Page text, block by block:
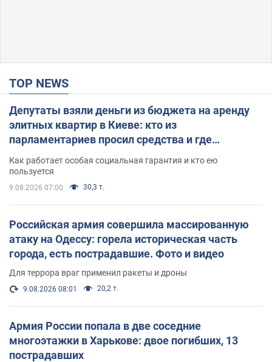
TOP NEWS
Депутаты взяли деньги из бюджета на аренду
элитных квартир в Киеве: кто из
парламентариев просил средства и где
поселился
Как работает особая социальная гарантия и кто ею
пользуется
9.08.2026 07:00 30,3 т.
Российская армия совершила массированную
атаку на Одессу: горела историческая часть
города, есть пострадавшие. Фото и видео
Для террора враг применил ракеты и дроны
9.08.2026 08:01 20,2 т.
Армия России попала в две соседние
многоэтажки в Харькове: двое погибших, 13
пострадавших